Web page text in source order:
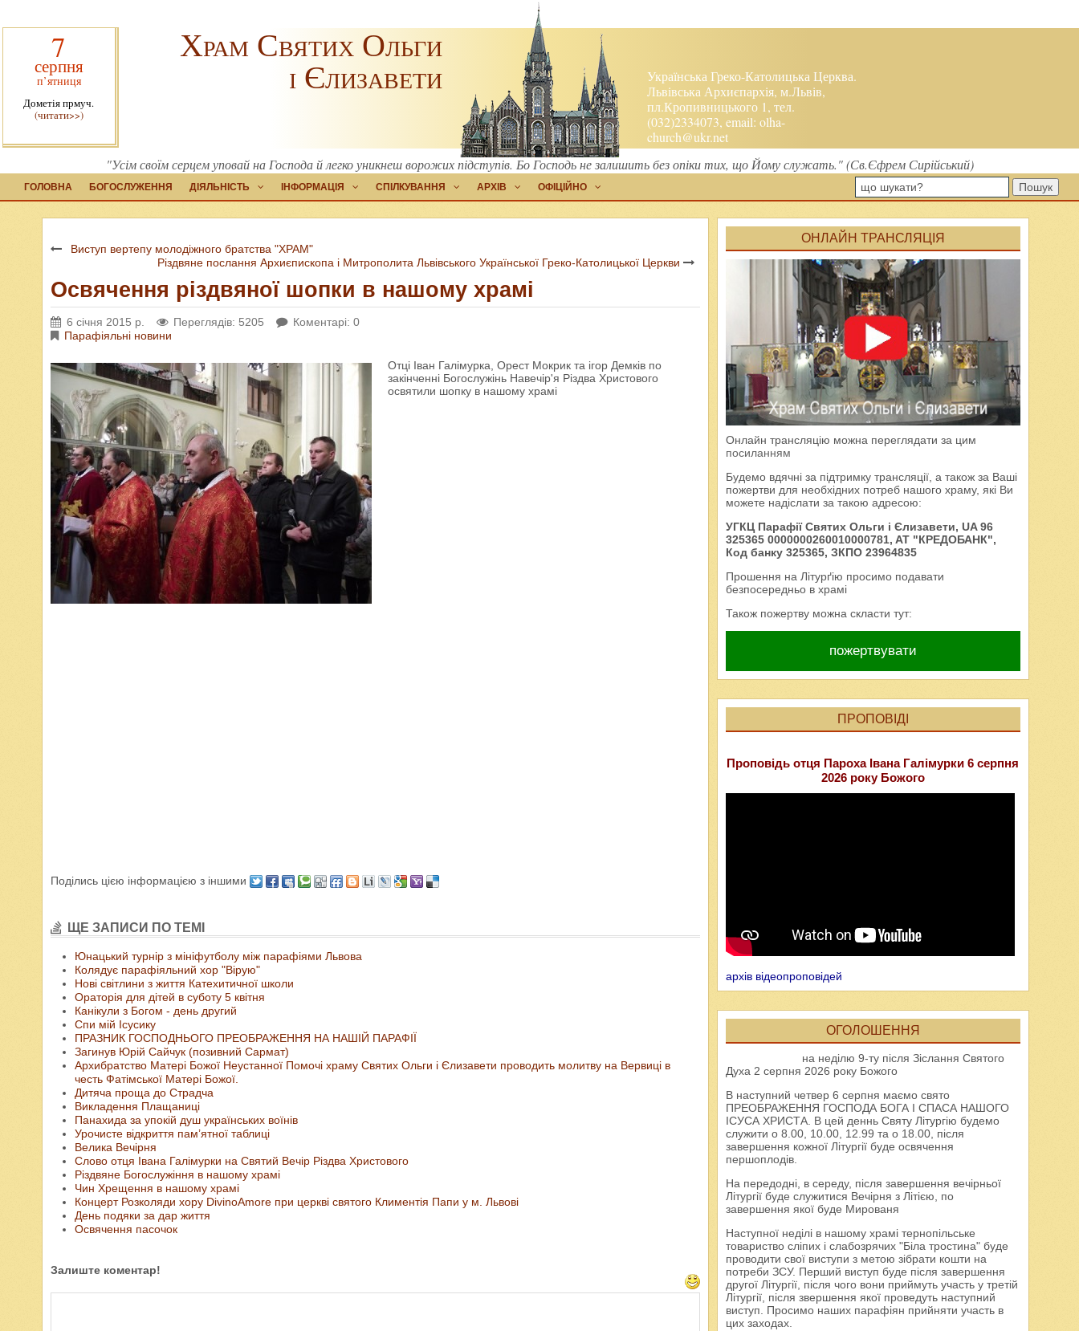
7
серпня
п’ятниця
Дометія прмуч.
(читати>>)
Українська Греко-Католицька Церква.
Львівська Архиєпархія, м.Львів,
пл.Кропивницького 1, тел.
(032)2334073, email:olha-
church@ukr.net
Храм Святих Ольги
і Єлизавети
"Усім своїм серцем уповай на Господа й легко уникнеш ворожих підступів. Бо Господь не залишить без опіки тих, що Йому служать." (Св.Єфрем Сирійський)
ГОЛОВНА БОГОСЛУЖЕННЯ ДІЯЛЬНІСТЬ ІНФОРМАЦІЯ СПІЛКУВАННЯ АРХІВ ОФІЦІЙНО Пошук
Виступ вертепу молодіжного братства "ХРАМ"
Різдвяне послання Архиєпископа і Митрополита Львівського Української Греко-Католицької Церкви
Освячення різдвяної шопки в нашому храмі
6 січня 2015 р. Переглядів: 5205
Коментарі: 0
Парафіяльні новини
Отці Іван Галімурка, Орест Мокрик та ігор Демків по
закінченні Богослужінь Навечір'я Різдва Христового
освятили шопку в нашому храмі
Поділись цією інформацією з іншими
ЩЕ ЗАПИСИ ПО ТЕМІ
Юнацький турнір з мініфутболу між парафіями Львова
Колядує парафіяльний хор "Вірую"
Нові світлини з життя Катехитичної школи
Ораторія для дітей в суботу 5 квітня
Канікули з Богом - день другий
Спи мій Ісусику
ПРАЗНИК ГОСПОДНЬОГО ПРЕОБРАЖЕННЯ НА НАШІЙ ПАРАФІЇ
Загинув Юрій Сайчук (позивний Сармат)
Архибратство Матері Божої Неустанної Помочі храму Святих Ольги і Єлизавети проводить молитву на Вервиці в
честь Фатімської Матері Божої.
Дитяча проща до Страдча
Викладення Плащаниці
Панахида за упокій душ українських воїнів
Урочисте відкриття пам’ятної таблиці
Велика Вечірня
Слово отця Івана Галімурки на Святий Вечір Різдва Христового
Різдвяне Богослужіння в нашому храмі
Чин Хрещення в нашому храмі
Концерт Розколяди хору DivinoAmore при церкві святого Климентія Папи у м. Львові
День подяки за дар життя
Освячення пасочок
Залиште коментар!
ОНЛАЙН ТРАНСЛЯЦІЯ
Онлайн трансляцію можна переглядати за цим
посиланням
Будемо вдячні за підтримку трансляції, а також за Ваші
пожертви для необхідних потреб нашого храму, які Ви
можете надіслати за такою адресою:
УГКЦ Парафії Святих Ольги і Єлизавети, UA 96
325365 0000000260010000781, AT "КРЕДОБАНК",
Код банку 325365, ЗКПО 23964835
Прошення на Літурґію просимо подавати
безпосередньо в храмі
Також пожертву можна скласти тут:
пожертвувати
ПРОПОВІДІ
Проповідь отця Пароха Івана Галімурки 6 серпня
2026 року Божого
архів відеопроповідей
ОГОЛОШЕННЯ
на неділю 9-ту після Зіслання Святого
Духа 2 серпня 2026 року Божого
В наступний четвер 6 серпня маємо свято
ПРЕОБРАЖЕННЯ ГОСПОДА БОГА І СПАСА НАШОГО
ІСУСА ХРИСТА. В цей деннь Святу Літургію будемо
служити о 8.00, 10.00, 12.99 та о 18.00, після
завершення кожної Літургії буде освячення
першоплодів.
На передодні, в середу, після завершення вечірньої
Літургії буде служитися Вечірня з Літією, по
завершення якої буде Мированя
Наступної неділі в нашому храмі тернопільське
товариство сліпих і слабозрячих "Біла тростина" буде
проводити свої виступи з метою зібрати кошти на
потреби ЗСУ. Перший виступ буде після завершення
другої Літургії, після чого вони приймуть участь у третій
Літургії, після звершення якої проведуть наступний
виступ. Просимо наших парафіян прийняти участь в
цих заходах.